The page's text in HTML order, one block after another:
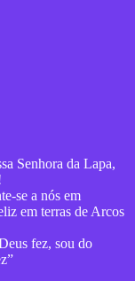
Senhora da Lapa,
se a nós em
em terras de Arcos
fez, sou do